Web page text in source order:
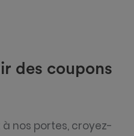
des coupons
à nos portes, croyez-